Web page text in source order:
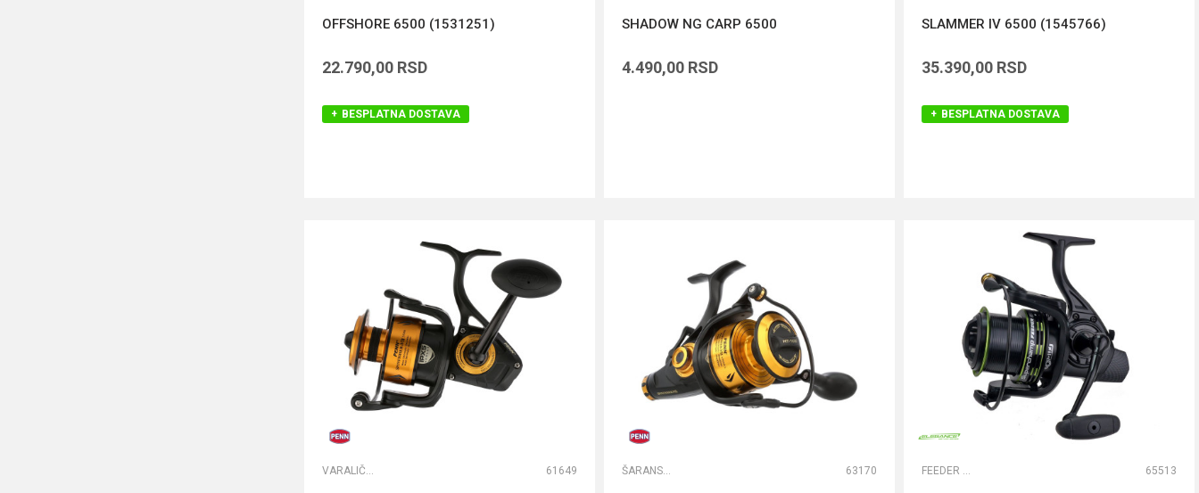
OFFSHORE 6500 (1531251)
22.790,00 RSD
BESPLATNA DOSTAVA
SHADOW NG CARP 6500
4.490,00 RSD
SLAMMER IV 6500 (1545766)
35.390,00 RSD
BESPLATNA DOSTAVA
VARALIČARSKE MAŠINICE 61649 ŠARANSKE MAŠINICE SA BAITRUNEROM 63170 FEEDER MAŠINICE 65513